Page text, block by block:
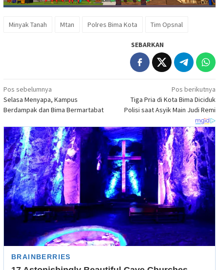
Minyak Tanah Mtan Polres Bima Kota Tim Opsnal
SEBARKAN
Navigasi
pos
Pos sebelumnya
Selasa Menyapa, Kampus
Berdampak dan Bima Bermartabat
Pos berikutnya
Tiga Pria di Kota Bima Diciduk
Polisi saat Asyik Main Judi Remi